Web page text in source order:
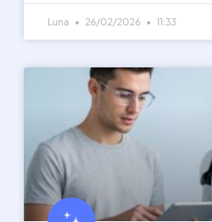
Luna 26/02/2026 11:33